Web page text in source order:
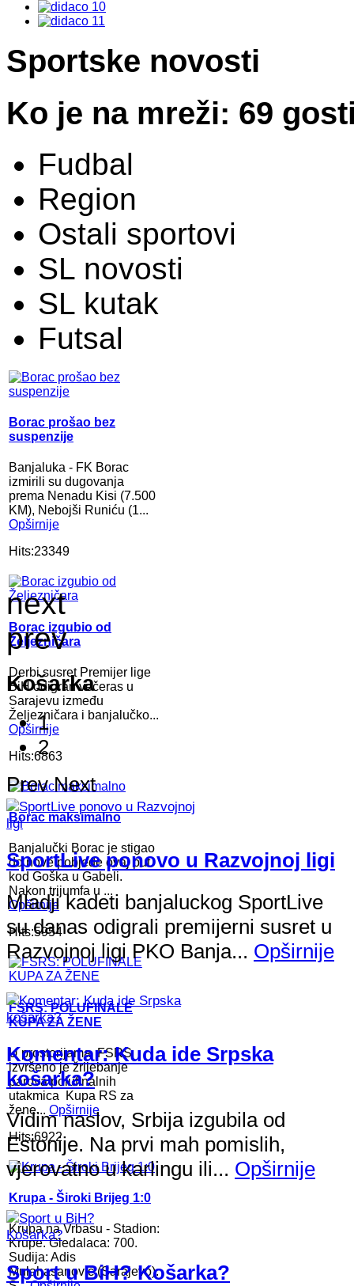
Sportske novosti
Ko je na mreži: 69
Fudbal
Region
Ostali sportovi
SL novosti
SL kutak
Futsal
Borac prošao bez
suspenzije
Banjaluka - FK Borac
izmirili su dugovanja
prema Nenadu Kisi (7.500
KM), Nebojši Runiću (1...
Opširnije
Hits:23349
Borac izgubio od
Željezničara
Derbi susret Premijer lige
BiH odigran večeras u
Sarajevu između
Željezničara i banjalučko...
Opširnije
Hits:6863
Borac maksimalno
Banjalučki Borac je stigao
do nove pobjede ovaj put
kod Goška u Gabeli.
Nakon trijumfa u ...
Opširnije
Hits:5954
FSRS: POLUFINALE
KUPA ZA ŽENE
U prostorijama FSRS
izvršeno je žrijebanje
parova polufinalnih
utakmica Kupa RS za
žene... Opširnije
Hits:6922
Krupa - Široki Brijeg 1:0
Krupa na Vrbasu - Stadion:
Krupe. Gledalaca: 700.
Sudija: Adis
Mulahasanović (Sarajevo).
next
prev
Košarka
1
2
Prev Next
SportLive ponovo u Razvojnoj ligi
Mladji kadeti banjaluckog SportLive
su danas odigrali premijerni susret u
Razvojnoj ligi PKO Banja... Opširnije
Komentar: Kuda ide Srpska
košarka?
Vidim naslov, Srbija izgubila od
Estonije. Na prvi mah pomislih,
vjerovatno u karlingu ili... Opširnije
Sport u BiH? Košarka?